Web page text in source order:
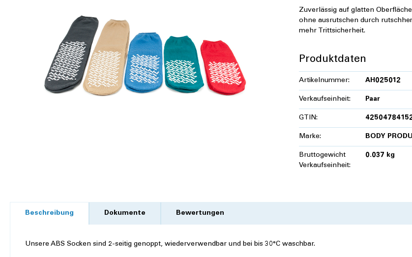
Zuverlässig auf glatten
ohne ausrutschen durch
mehr Trittsicherheit.
Produktdaten
Artikelnummer: AH025012
Verkaufseinheit: Paar
GTIN:
Marke: BODY
Bruttogewicht
Verkaufseinheit:
0.037 kg
Beschreibung Dokumente Bewertungen
Unsere ABS Socken sind 2-seitig genoppt, wiederverwendbar und bei bis 30°C waschbar.